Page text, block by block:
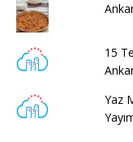
15
Yaz